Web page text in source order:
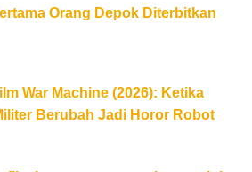
Orang Depok Diterbitkan
War Machine (2026): Ketika
Berubah Jadi Horor Robot